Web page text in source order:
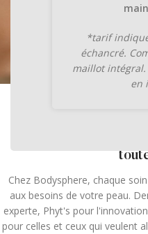
*tarif
échancré.
maillot
en
Chez Bodysphere, chaque
aux besoins de votre peau.
experte, Phyt's pour
pour celles et ceux qui veulent